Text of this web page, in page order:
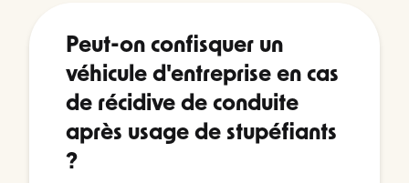
Peut-on confisquer un
véhicule d'entreprise en cas
de récidive de conduite
après usage de stupéfiants
?